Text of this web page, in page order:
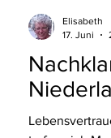
Elisabeth
17. Juni